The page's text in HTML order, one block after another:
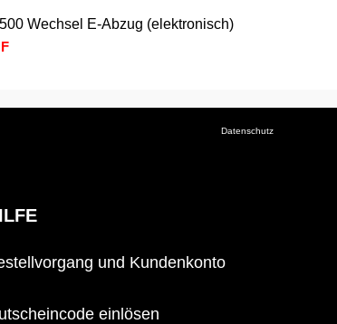
Wechsel E-Abzug (elektronisch)
Datenschutz
und Kundenkonto
einlösen